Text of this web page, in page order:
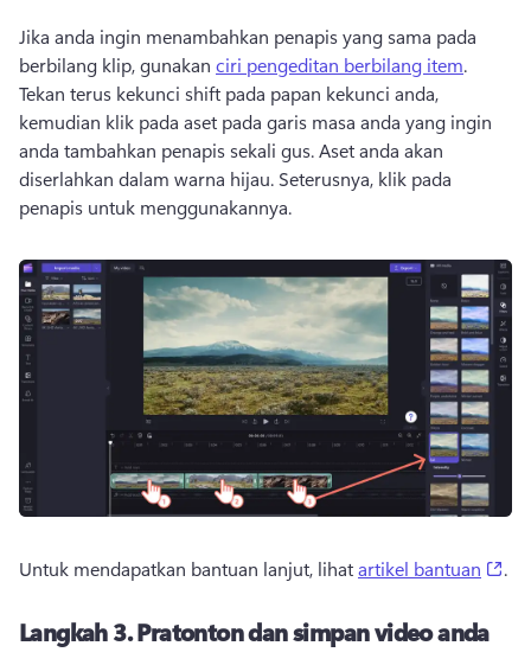
Jika anda ingin menambahkan penapis yang sama pada
berbilang klip, gunakan ciri pengeditan berbilang item.
Tekan terus kekunci shift pada papan kekunci anda,
kemudian klik pada aset pada garis masa anda yang ingin
anda tambahkan penapis sekali gus. Aset anda akan
diserlahkan dalam warna hijau. Seterusnya, klik pada
penapis untuk menggunakannya.
Untuk mendapatkan bantuan lanjut, lihat artikel bantuan
Langkah 3. Pratonton dan simpan video anda